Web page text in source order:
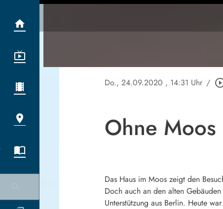
Do., 24.09.2020 , 14:31 Uhr /
Ohne
Das Haus im Moos zeigt den
Doch auch an den alten
Unterstützung aus Berlin. Heute